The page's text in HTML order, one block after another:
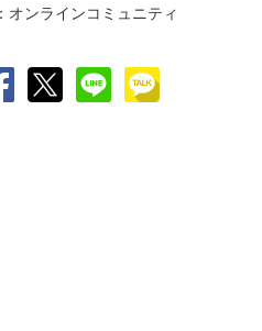
ンラインコミュニティ